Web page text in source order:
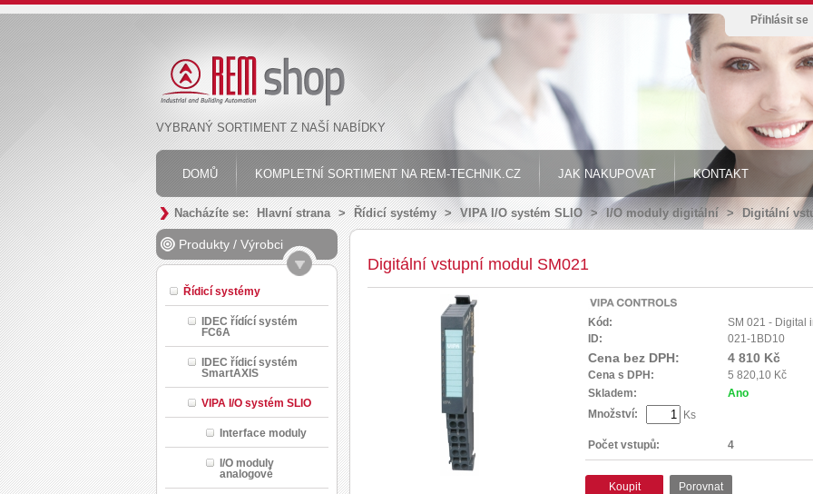
Přihlásit se
VYBRANÝ SORTIMENT Z NAŠÍ NABÍDKY
DOMŮ KOMPLETNÍ SORTIMENT NA REM-TECHNIK.CZ JAK NAKUPOVAT KONTAKT
Nacházíte se: Hlavní strana > Řídicí systémy > VIPA I/O systém SLIO > I/O moduly digitální > Digitální
Produkty / Výrobci
Řídicí systémy
IDEC řídící systém
FC6A
IDEC řídicí systém
SmartAXIS
VIPA I/O systém SLIO
Interface moduly
I/O moduly
analogové
Digitální vstupní modul SM021
Kód:
SM 021 - Digital
ID:
021-1BD10
Cena bez DPH: 4 810 Kč
Cena s DPH:
5 820,10 Kč
Skladem:
Ano
Množství:
Ks
Počet vstupů: 4
Koupit Porovnat